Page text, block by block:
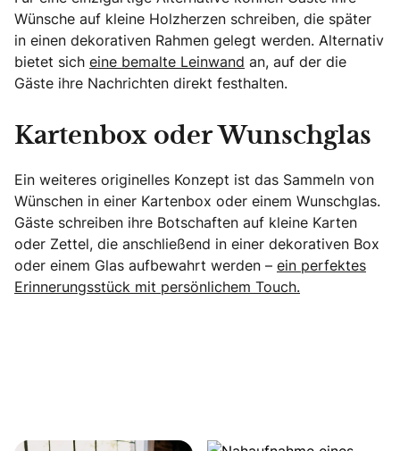
Wünsche auf kleine Holzherzen schreiben, die später
in einen dekorativen Rahmen gelegt werden. Alternativ
bietet sich eine bemalte Leinwand an, auf der die
Gäste ihre Nachrichten direkt festhalten.
Kartenbox oder Wunschglas
Ein weiteres originelles Konzept ist das Sammeln von
Wünschen in einer Kartenbox oder einem Wunschglas.
Gäste schreiben ihre Botschaften auf kleine Karten
oder Zettel, die anschließend in einer dekorativen Box
oder einem Glas aufbewahrt werden – ein perfektes
Erinnerungsstück mit persönlichem Touch.